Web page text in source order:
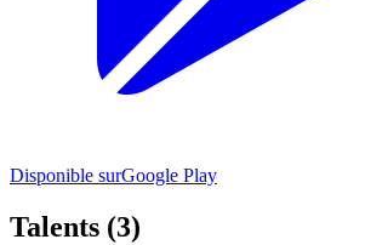
Disponible surGoogle Play
Talents (3)